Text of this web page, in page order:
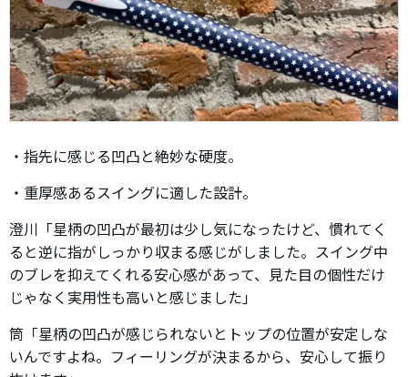
・指先に感じる凹凸と絶妙な硬度。
・重厚感あるスイングに適した設計。
澄川「星柄の凹凸が最初は少し気になったけど、慣れてく
ると逆に指がしっかり収まる感じがしました。スイング中
のブレを抑えてくれる安心感があって、見た目の個性だけ
じゃなく実用性も高いと感じました」
筒「星柄の凹凸が感じられないとトップの位置が安定しな
いんですよね。フィーリングが決まるから、安心して振り